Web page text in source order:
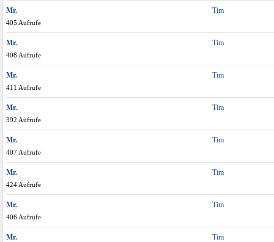
Mr.
405 Aufrufe
Tim
Mr.
408 Aufrufe
Tim
Mr.
411 Aufrufe
Tim
Mr.
392 Aufrufe
Tim
Mr.
407 Aufrufe
Tim
Mr.
424 Aufrufe
Tim
Mr.
406 Aufrufe
Tim
Mr. Tim